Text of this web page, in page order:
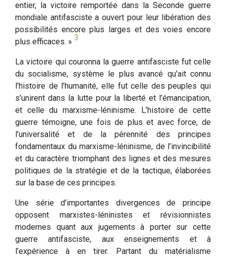
entier, la victoire remportée dans la Seconde guerre
mondiale antifasciste a ouvert pour leur libération des
possibilités encore plus larges et des voies encore
plus efficaces. » 3
La victoire qui couronna la guerre antifasciste fut celle
du socialisme, système le plus avancé qu’ait connu
l’histoire de l’humanité, elle fut celle des peuples qui
s’unirent dans la lutte pour la liberté et l’émancipation,
et celle du marxisme-léninisme. L’histoire de cette
guerre témoigne, une fois de plus et avec force, de
l’universalité et de la pérennité des principes
fondamentaux du marxisme-léninisme, de l’invincibilité
et du caractère triomphant des lignes et des mesures
politiques de la stratégie et de la tactique, élaborées
sur la base de ces principes.
Une série d’importantes divergences de principe
opposent marxistes-léninistes et révisionnistes
modernes quant aux jugements à porter sur cette
guerre antifasciste, aux enseignements et à
l’expérience à en tirer. Partant du matérialisme